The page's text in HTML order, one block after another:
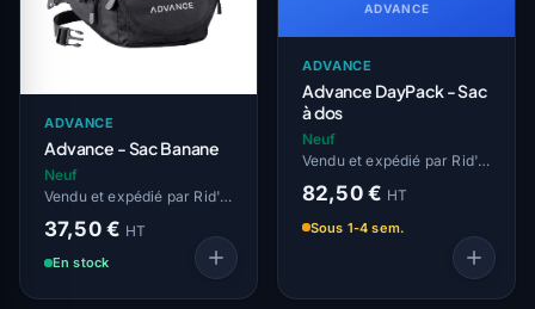
ADVANCE
Advance - Sac Banane
Neuf
Vendu et expédié par Rid'Air
37,50 € HT
En stock
ADVANCE
ADVANCE
Advance DayPack - Sac
à dos
Neuf
Vendu et expédié par Rid'Air
82,50 € HT
Sous 1-4 sem.